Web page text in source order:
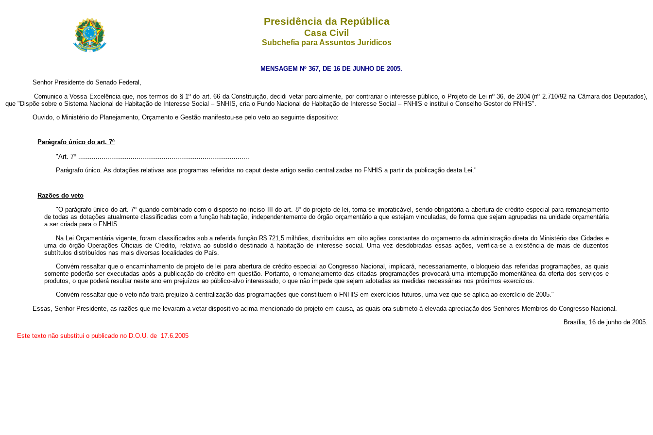
Presidência da República
Casa Civil
Subchefia para Assuntos Jurídicos
MENSAGEM Nº 367, DE 16 DE JUNHO DE 2005.
Senhor Presidente do Senado Federal,
Comunico a Vossa Excelência que, nos termos do § 1º do art. 66 da Constituição, decidi vetar parcialmente, por contrariar o interesse público, o Projeto de Lei nº 36, de 2004 (nº 2.710/92 na Câmara dos Deputados),
que "Dispõe sobre o Sistema Nacional de Habitação de Interesse Social – SNHIS, cria o Fundo Nacional de Habitação de Interesse Social – FNHIS e institui o Conselho Gestor do FNHIS".
Ouvido, o Ministério do Planejamento, Orçamento e Gestão manifestou-se pelo veto ao seguinte dispositivo:
Parágrafo único do art. 7º
"Art. 7º ........................................................................................
Parágrafo único. As dotações relativas aos programas referidos no caput deste artigo serão centralizadas no FNHIS a partir da publicação desta Lei."
Razões do veto
"O parágrafo único do art. 7º quando combinado com o disposto no inciso III do art. 8º do projeto de lei, torna-se impraticável, sendo obrigatória a abertura de crédito especial para remanejamento
de todas as dotações atualmente classificadas com a função habitação, independentemente do órgão orçamentário a que estejam vinculadas, de forma que sejam agrupadas na unidade orçamentária
a ser criada para o FNHIS.
Na Lei Orçamentária vigente, foram classificados sob a referida função R$ 721,5 milhões, distribuídos em oito ações constantes do orçamento da administração direta do Ministério das Cidades e
uma do órgão Operações Oficiais de Crédito, relativa ao subsídio destinado à habitação de interesse social. Uma vez desdobradas essas ações, verifica-se a existência de mais de duzentos
subtítulos distribuídos nas mais diversas localidades do País.
Convém ressaltar que o encaminhamento de projeto de lei para abertura de crédito especial ao Congresso Nacional, implicará, necessariamente, o bloqueio das referidas programações, as quais
somente poderão ser executadas após a publicação do crédito em questão. Portanto, o remanejamento das citadas programações provocará uma interrupção momentânea da oferta dos serviços e
produtos, o que poderá resultar neste ano em prejuízos ao público-alvo interessado, o que não impede que sejam adotadas as medidas necessárias nos próximos exercícios.
Convém ressaltar que o veto não trará prejuízo à centralização das programações que constituem o FNHIS em exercícios futuros, uma vez que se aplica ao exercício de 2005."
Essas, Senhor Presidente, as razões que me levaram a vetar dispositivo acima mencionado do projeto em causa, as quais ora submeto à elevada apreciação dos Senhores Membros do Congresso Nacional.
Brasília, 16 de junho de 2005.
Este texto não substitui o publicado no D.O.U. de 17.6.2005